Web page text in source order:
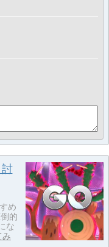
め
的
な
み